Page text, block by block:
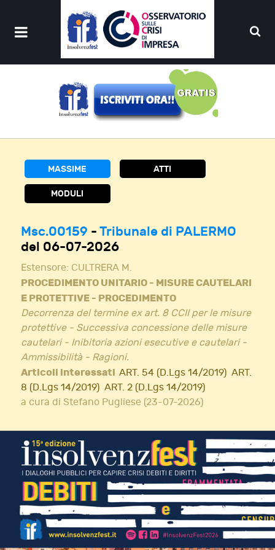
MASSIME ATTI
MODULI
Msc.00159 - Tribunale di PALERMO
del 06-07-2026
Estensore: CULTRERA M.
PROCEDIMENTO UNITARIO - MISURE CAUTELARI
E PROTETTIVE - PROCEDIMENTO
Decorrenza del termine ex art. 8 CCII per le misure
protettive - Successiva concessione delle misure
cautelari - Inibitoria azioni esecutive e cautelari -
Ammissibilità - Ragioni.
Articoli interessati ART. 54 (D.Lgs 14/2019) ART.
8 (D.Lgs 14/2019) ART. 2 (D.Lgs 14/2019)
a cura di Stefano Pugliese (23-07-2026)